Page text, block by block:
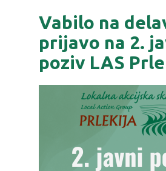
Vabilo na
prijavo na 2.
poziv LAS